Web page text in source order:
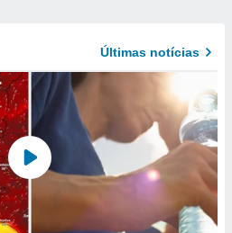
Últimas notícias